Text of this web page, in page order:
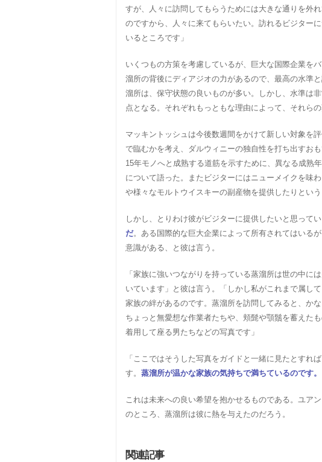
すが、人々に訪問してもらうためには大きな通りを外
のですから、人々に来てもらいたい。訪れるビジター
いるところです」
いくつもの方策を考慮しているが、巨大な国際企業を
溜所の背後にディアジオの力があるので、最高の水準
溜所は、保守状態の良いものが多い。しかし、水準は
点となる。それぞれもっともな理由によって、それら
マッキントッシュは今後数週間をかけて新しい対象を
で臨むかを考え、ダルウィニーの独自性を打ち出すお
15年モノへと成熟する道筋を示すために、異なる成熟
について語った。またビジターにはニューメイクを味
や様々なモルトウイスキーの副産物を提供したりという
しかし、とりわけ彼がビジターに提供したいと思ってい
だ。ある国際的な巨大企業によって所有されてはいる
意識がある、と彼は言う。
「家族に強いつながりを持っている蒸溜所は世の中に
いています」と彼は言う。「しかし私がこれまで属し
家族の絆があるのです。蒸溜所を訪問してみると、か
ちょっと無愛想な作業者たちや、頬髭や顎鬚を蓄えた
着用して座る男たちなどの写真です」
「ここではそうした写真をガイドと一緒に見たとす
す。 蒸溜所が温かな家族の気持ちで満ちているのです。
これは未来への良い希望を抱かせるものである。ユア
のところ、蒸溜所は彼に熱を与えたのだろう。
関連記事